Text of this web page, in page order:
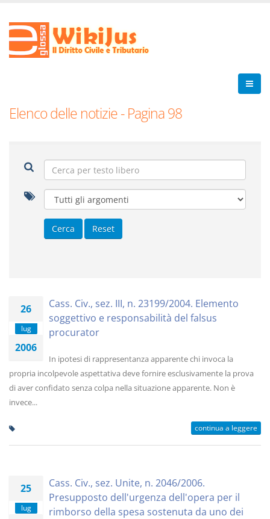
Elenco delle notizie - Pagina 98
26
lug
2006
Cass. Civ., sez. III, n. 23199/2004. Elemento
soggettivo e responsabilità del falsus
procurator
In ipotesi di rappresentanza apparente chi invoca la
propria incolpevole aspettativa deve fornire esclusivamente la prova
di aver confidato senza colpa nella situazione apparente. Non è
invece...
continua a leggere
25
lug
Cass. Civ., sez. Unite, n. 2046/2006.
Presupposto dell'urgenza dell'opera per il
rimborso della spesa sostenuta da uno dei